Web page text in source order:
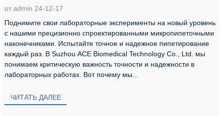
от admin 24-12-17
Поднимите свои лабораторные эксперименты на новый уровень
с нашими прецизионно спроектированными микропипеточными
наконечниками. Испытайте точное и надежное пипетирование
каждый раз. В Suzhou ACE Biomedical Technology Co., Ltd. мы
понимаем критическую важность точности и надежности в
лабораторных работах. Вот почему мы...
ЧИТАТЬ ДАЛЕЕ